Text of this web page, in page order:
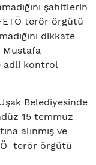
şahitlerin
terör örgütü
dikkate
Mustafa
adli kontrol
Belediyesinde
15 temmuz
alınmış ve
terör örgütü